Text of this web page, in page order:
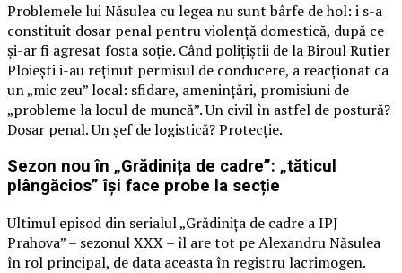
Problemele lui Năsulea cu legea nu sunt bârfe de hol: i s-a
constituit dosar penal pentru violență domestică, după ce
și-ar fi agresat fosta soție. Când polițiștii de la Biroul Rutier
Ploiești i-au reținut permisul de conducere, a reacționat ca
un „mic zeu” local: sfidare, amenințări, promisiuni de
„probleme la locul de muncă”. Un civil în astfel de postură?
Dosar penal. Un șef de logistică? Protecție.
Sezon nou în „Grădinița de cadre”: „tăticul
plângăcios” își face probe la secție
Ultimul episod din serialul „Grădinița de cadre a IPJ
Prahova” – sezonul XXX – îl are tot pe Alexandru Năsulea
în rol principal, de data aceasta în registru lacrimogen.